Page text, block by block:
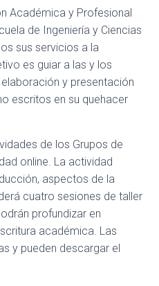
Académica y Profesional
de Ingeniería y Ciencias
sus servicios a la
es guiar a las y los
y presentación
escritos en su quehacer
de los Grupos de
online. La actividad
aspectos de la
cuatro sesiones de taller
profundizar en
académica. Las
y pueden descargar el